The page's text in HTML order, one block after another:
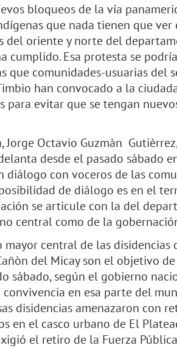
bloqueos de la vía
que nada tienen que ver
del oriente y norte del
cumplido. Esa protesta se
que comunidades-usuarias del
han convocado a la
para evitar que se tengan
Jorge Octavio Guzmàn
desde el pasado sábado
con voceros de las
de diálogo es en el
se articule con la del
central como de la
central de las disidencias
del Micay son el objetivo
sábado, según el gobierno
en esa parte del
disidencias amenazaron con
en el casco urbano de El
el retiro de la Fuerza